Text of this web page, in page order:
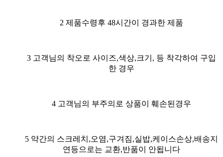
2 제품수령후 48시간이 경과한 제품
3 고객님의 착오로 사이즈,색상,크기, 등 착각하여 구입
한 경우
4 고객님의 부주의로 상품이 훼손된경우
5 약간의 스크레치,오염,구겨짐,실밥,케이스손상,배송지
연등으로는 교환,반품이 안됩니다